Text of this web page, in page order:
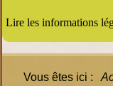
Lire les informations
Vous êtes ici :